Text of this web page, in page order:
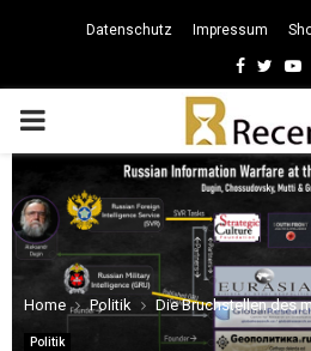
Datenschutz Impressum
Facebook
PRIMARY
MENU
Home Politik Die Bruchstellen des
Politik